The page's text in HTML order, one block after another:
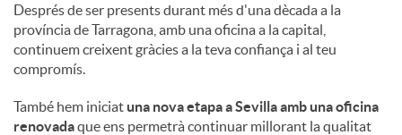
Després de ser presents durant més d'una dècada a la
província de Tarragona, amb una oficina a la capital,
continuem creixent gràcies a la teva confiança i al teu
compromís.
També hem iniciat una nova etapa a Sevilla amb una oficina
renovadaque ens permetrà continuar millorant la qualitat